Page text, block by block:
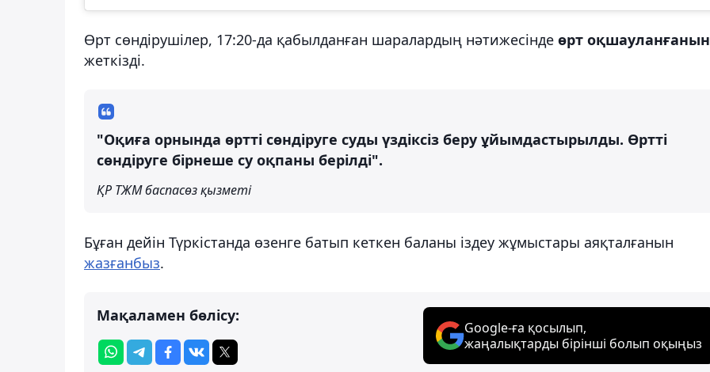
Өрт сөндірушілер, 17:20-да қабылданған шаралардың нәтижесінде өрт оқшауланғанын
жеткізді.
"Оқиға орнында өртті сөндіруге суды үздіксіз беру ұйымдастырылды. Өртті
сөндіруге бірнеше су оқпаны берілді".
ҚР ТЖМ баспасөз қызметі
Бұған дейін Түркістанда өзенге батып кеткен баланы іздеу жұмыстары аяқталғанын
жазғанбыз.
Мақаламен бөлісу:
Google-ға қосылып,
жаңалықтарды бірінші болып оқыңыз